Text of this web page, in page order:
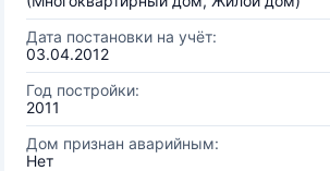
Дата постановки на учёт:
03.04.2012
Год постройки:
2011
Дом признан аварийным:
Нет